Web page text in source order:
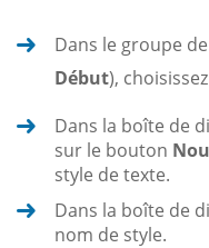
Dans le groupe
Début),
Dans la boîte de
sur le bouton
style de texte.
Dans la boîte de
nom de style.